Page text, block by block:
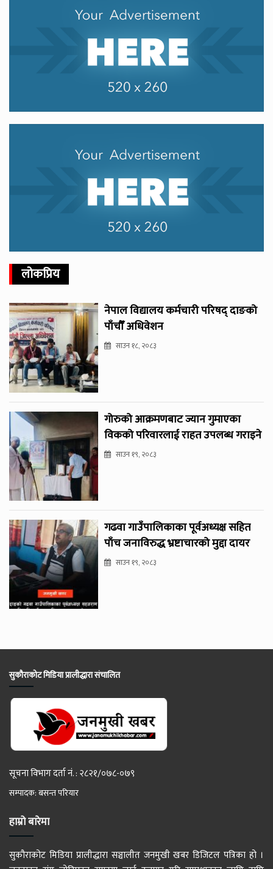
लोकप्रिय
नेपाल विद्यालय कर्मचारी परिषद् दाङको
पाँचौँ अधिवेशन
साउन १८, २०८३
गोरुको आक्रमणबाट ज्यान गुमाएका
विकको परिवारलाई राहत उपलब्ध गराइने
साउन १९, २०८३
गढवा गाउँपालिकाका पूर्वअध्यक्ष सहित
पाँच जनाविरुद्ध भ्रष्टाचारको मुद्दा दायर
साउन १९, २०८३
सुकौराकोट मिडिया प्रालीद्धारा संचालित
सूचना विभाग दर्ता नं. : २८२१/०७८-०७९
सम्पादक: बसन्त परियार
हाम्रो बारेमा
सुकौराकोट मिडिया प्रालीद्धारा सञ्चालीत जनमुखी खबर डिजिटल पत्रिका हो ।